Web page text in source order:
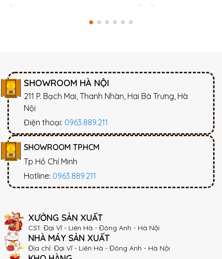
SHOWROOM HÀ NỘI
211 P. Bạch Mai, Thanh Nhàn, Hai Bà Trưng, Hà
Nội
Điện thoại: 0963.889.211
SHOWROOM TP.HCM
Tp Hồ Chí Minh
Hotline: 0963.889.211
XƯỞNG SẢN XUẤT
CS1: Đại Vĩ - Liên Hà - Đông Anh - Hà Nội
NHÀ MÁY SẢN XUẤT
Địa chỉ: Đại Vĩ - Liên Hà - Đông Anh - Hà Nội